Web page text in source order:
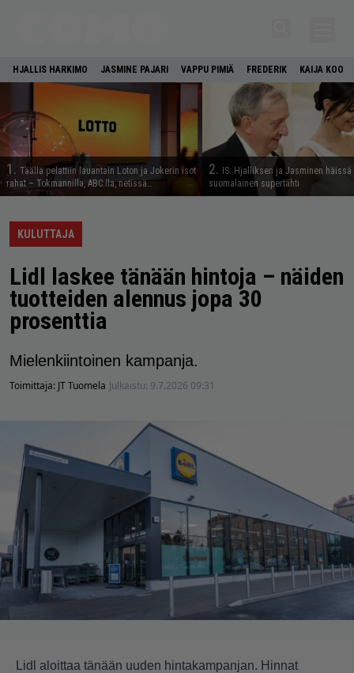
HJALLIS HARKIMO JASMINE PAJARI VAPPU PIMIÄ FREDERIK KAIJA KOO
1. Täällä pelattiin lauantain Loton ja Jokerin isot
rahat – Tokmannilla, ABC:lla, netissä…
2.
IS: Hjalliksen ja Jasminen häissä
suomalainen supertähti
KULUTTAJA
Lidl laskee tänään hintoja – näiden
tuotteiden alennus jopa 30
prosenttia
Mielenkiintoinen kampanja.
Toimittaja: JT Tuomela Julkaistu: 9.7.2026 09:31
Lidl aloittaa tänään uuden hintakampanjan. Hinnat